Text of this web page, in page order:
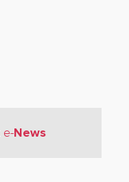
e-News